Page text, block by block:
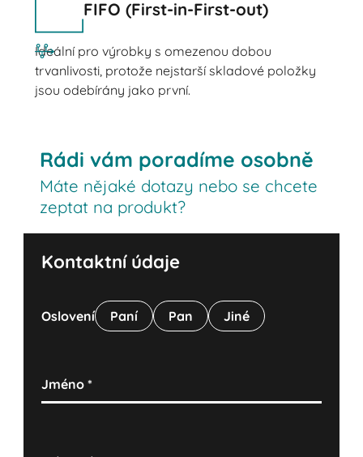
FIFO (First-in-First-out)
Ideální pro výrobky s omezenou dobou
trvanlivosti, protože nejstarší skladové položky
jsou odebírány jako první.
Rádi vám poradíme osobně
Máte nějaké dotazy nebo se chcete
zeptat na produkt?
Kontaktní údaje
Oslovení Paní Pan Jiné
Jméno*